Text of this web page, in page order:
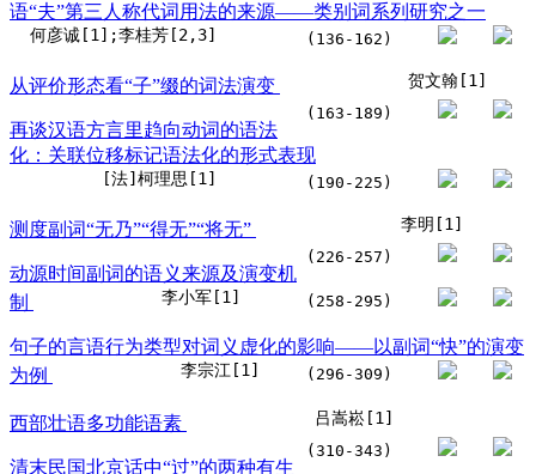
语“夫”第三人称代词用法的来源——类别词系列研究之一
何彦诚[1];李桂芳[2,3] (136-162)
从评价形态看“子”缀的词法演变 贺文翰[1]
(163-189)
再谈汉语方言里趋向动词的语法
化：关联位移标记语法化的形式表现
[法]柯理思[1] (190-225)
测度副词“无乃”“得无”“将无” 李明[1]
(226-257)
动源时间副词的语义来源及演变机
制
李小军[1] (258-295)
句子的言语行为类型对词义虚化的影响——以副词“快”的演变
为例
李宗江[1] (296-309)
西部壮语多功能语素 吕嵩崧[1]
(310-343)
清末民国北京话中“过”的两种有生